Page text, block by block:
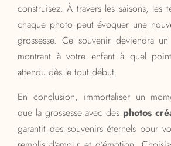
construisez. À travers les saisons, les
chaque photo peut évoquer une
grossesse. Ce souvenir deviendra
montrant à votre enfant à quel
attendu dès le tout début.
En conclusion, immortaliser un
que la grossesse avec des photos
garantit des souvenirs éternels pour